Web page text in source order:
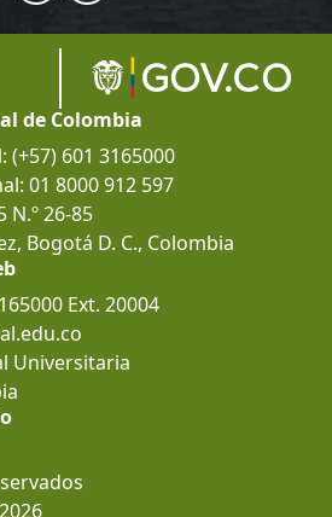
de Colombia
601 3165000
01 8000 912 597
N.º 26-85
Bogotá D. C., Colombia
Ext. 20004
Universitaria